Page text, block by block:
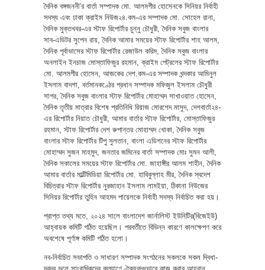
দৈনিক বঙ্গজননী’র বার্তা সম্পাদক মো. আলমগীর হোসেনকে সিনিয়র নির্বাহী
সদস্য এবং ঢাকা ক্রাইম নিউজ২৪.কম-এর সম্পাদক মো. সোহেল রানা,
দৈনিক মুক্তখবর-এর স্টাফ রিপোর্টার চুন্নু চৌধুরী, দৈনিক সবুজ বাংলার
সাব-এডিটর সুপেন রায়, দৈনিক আমার সময়ের স্টাফ রিপোর্টার শাহ আলম,
দৈনিক পূর্বাভাসের স্টাফ রিপোর্টার রেজাউল করিম, দৈনিক সবুজ বাংলার
অনলাইন ইনচাজ মোস্তাফিজুর রহমান, ক্রাইম পেট্রলের স্টাফ রিপোর্টার
মো. আলমগীর হোসেন, আজকের দেশ.কম-এর সম্পাদক খন্দকার আমিনুল
ইসলাম বাদশা, বর্তমানকণ্ঠের প্রধান সম্পাদক মফিজুল ইসলাম চৌধুরী
সাগর, দৈনিক সবুজ বাংলার স্টাফ রিপোর্টার মোহাম্মদ সাখাওয়াত হোসেন,
দৈনিক তৃতীয় মাত্রার বিশেষ প্রতিনিধি রিয়াজ মোরশেদ মাসুদ, দেশবার্তা২৪-
এর রিপোর্টার নিয়াত চৌধুরী, আমার বার্তার স্টাফ রিপোর্টার, মোস্তাফিজুর
রহমান, স্টাফ রিপোর্টার দেশ রুপান্তর মোহাম্মদ খোকা, দৈনিক সবুজ
বাংলার স্টাফ রিপোর্টার টিপু সুলতান, বাংলা এডিশনের স্টাফ রিপোর্টার
মোহাম্মদ সুজন মাহমুদ, জনতার জমিনের বার্তা সম্পাদক মোঃ সুমন আলী,
দৈনিক সকালের সময়ের স্টাফ রিপোর্টার মো. জাহাঙ্গীর আলম শাহীন, দৈনিক
আমার বার্তার মাল্টিমিডিয়া রিপোর্টার মো. হাবিবুল্লাহ মীর, দৈনিক স্বদেশ
বিচিত্রার স্টাফ রিপোর্টার নুরজাহান ইসলাম লামইয়া, ঠিকানা নিউজের
সিনিয়র রিপোর্টার তুহিন আহমদ পায়েলকে নির্বাহী সদস্য নির্বাচিত করা হয়।
প্রাপ্ত তথ্য মতে, ২০২৪ সালে বাংলাদেশ জার্নালিস্ট ইউনিটির(বিজেইউ)
আহ্বায়ক কমিটি গঠিত হয়েছিল। পরবর্তীতে বিভিন্ন কারণে কালক্ষেপণ করে
অবশেষে পূর্ণাঙ্গ কমিটি গঠিত হলো।
নব-নির্বাচিত সভাপতি ও সাধারণ সম্পাদক সংগঠনের সকলকে সকল দ্বিধা-